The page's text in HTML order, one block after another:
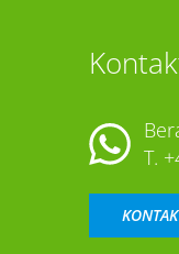
T.